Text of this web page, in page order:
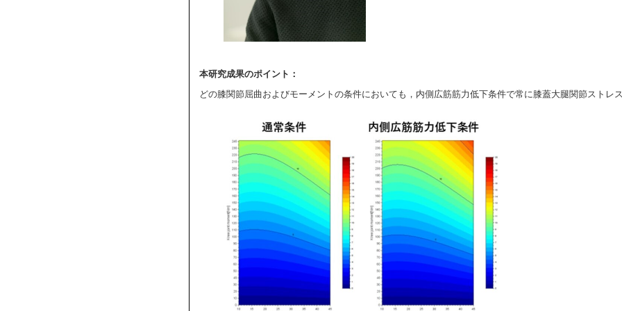
本研究成果のポイント：
どの膝関節屈曲およびモーメントの条件においても，内側広筋筋力低下条件で常に膝蓋大腿関節ストレ